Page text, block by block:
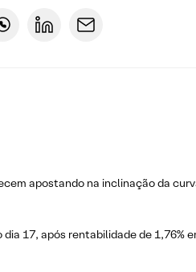
apostando na inclinação da
17, após rentabilidade de 1,76%